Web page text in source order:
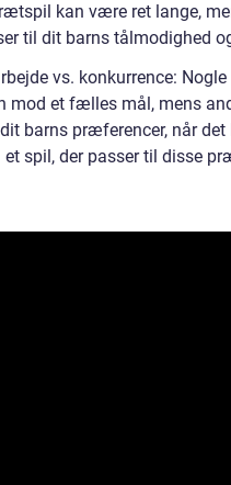
kan være ret lange,
til dit barns tålmodighed
vs. konkurrence:
mod et fælles mål, mens
barns præferencer, når
spil, der passer til disse